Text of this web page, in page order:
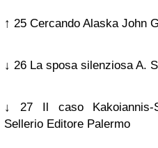
↑ 25 Cercando Alaska John
↓ 26 La sposa silenziosa A.
↓ 27 Il caso Kakoiannis-
Sellerio Editore Palermo